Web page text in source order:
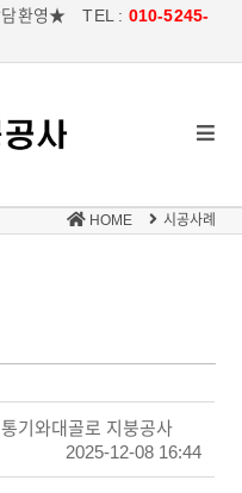
담환영★ TEL : 010-5245-
HOME 시공사례
기와대골로 지붕공사
2025-12-08 16:44